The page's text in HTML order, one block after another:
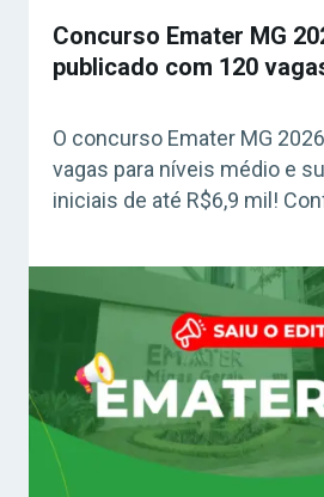
Concurso Emater MG
publicado com 120
O concurso Emater MG
vagas para níveis médio e
iniciais de até R$6,9 mil!